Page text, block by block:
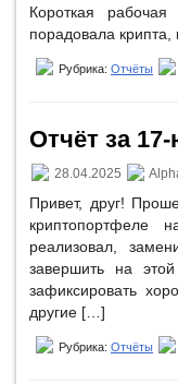
Короткая
порадовала крипта,
Рубрика: Отчёты
Отчёт за
28.04.2025
Привет, друг!
криптопортфеле
реализовал,
завершить на
зафиксировать
другие […]
Рубрика: Отчёты